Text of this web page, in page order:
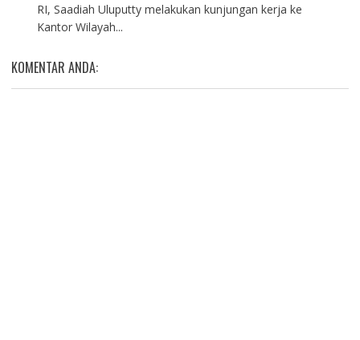
RI, Saadiah Uluputty melakukan kunjungan kerja ke
Kantor Wilayah...
KOMENTAR ANDA: